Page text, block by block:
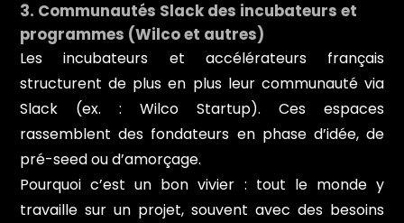
3. Communautés Slack des incubateurs et
programmes (Wilco et autres)
Les incubateurs et accélérateurs français
structurent de plus en plus leur communauté via
Slack (ex. : Wilco Startup). Ces espaces
rassemblent des fondateurs en phase d’idée, de
pré-seed ou d’amorçage.
Pourquoi c’est un bon vivier : tout le monde y
travaille sur un projet, souvent avec des besoins